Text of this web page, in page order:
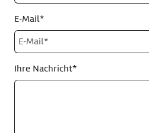
E-Mail*
Ihre Nachricht*